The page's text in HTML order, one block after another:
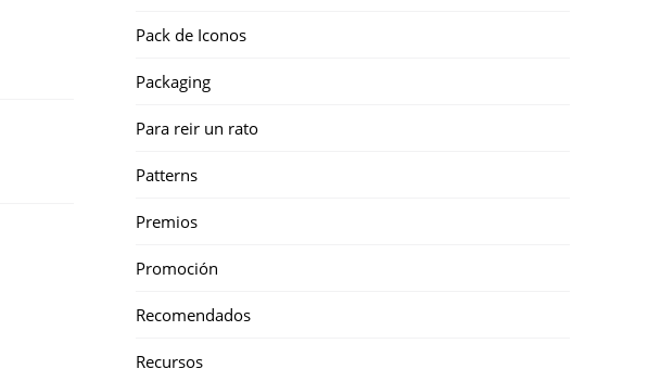
Pack de Iconos
Packaging
Para reir un rato
Patterns
Premios
Promoción
Recomendados
Recursos